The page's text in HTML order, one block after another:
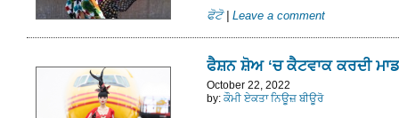
ਫੋਟੋ Leave a comment
ਫੈਸ਼ਨ ਸ਼ੋਅ ‘ਚ ਕੈਟਵਾਕ ਕਰਦੀ
October 22, 2022
by: ਕੌਮੀ ਏਕਤਾ ਨਿਊਜ਼ ਬੀਊਰੋ